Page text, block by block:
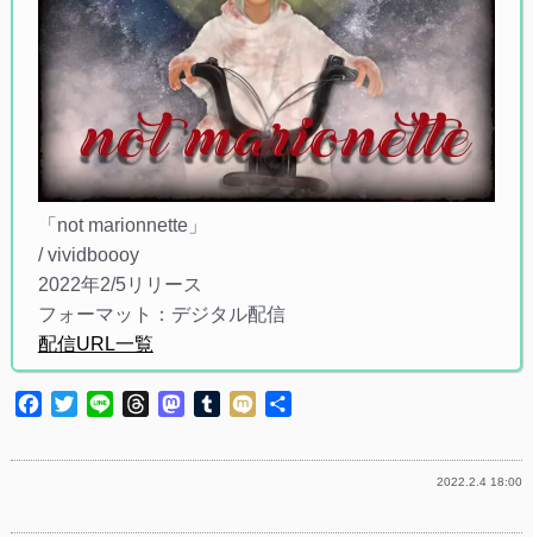
「not marionnette」
/ vividboooy
2022年2/5リリース
フォーマット：デジタル配信
配信URL一覧
Facebook
TwitterLine ThreadsMastodon
Tumblr
Mixi
2022.2.4 18:00